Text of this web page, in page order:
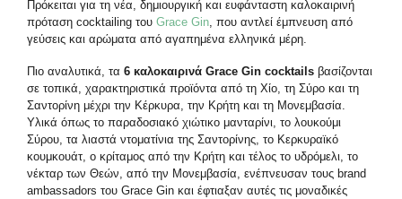
Πρόκειται για τη νέα, δημιουργική και ευφάνταστη καλοκαιρινή
πρόταση cocktailing του Grace Gin , που αντλεί έμπνευση από
γεύσεις και αρώματα από αγαπημένα ελληνικά μέρη.
Πιο αναλυτικά, τα 6 καλοκαιρινά Grace Gin cocktails βασίζονται
σε τοπικά, χαρακτηριστικά προϊόντα από τη Χίο, τη Σύρο και τη
Σαντορίνη μέχρι την Κέρκυρα, την Κρήτη και τη Μονεμβασία.
Υλικά όπως το παραδοσιακό χιώτικο μανταρίνι, το λουκούμι
Σύρου, τα λιαστά ντοματίνια της Σαντορίνης, το Κερκυραϊκό
κουμκουάτ, ο κρίταμος από την Κρήτη και τέλος το υδρόμελι, το
νέκταρ των Θεών, από την Μονεμβασία, ενέπνευσαν τους brand
ambassadors του Grace Gin και έφτιαξαν αυτές τις μοναδικές